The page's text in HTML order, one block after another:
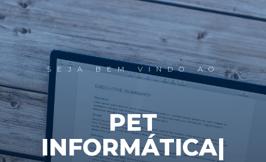
SEJA BEM VINDO AO
PET
INFORMÁTICA|